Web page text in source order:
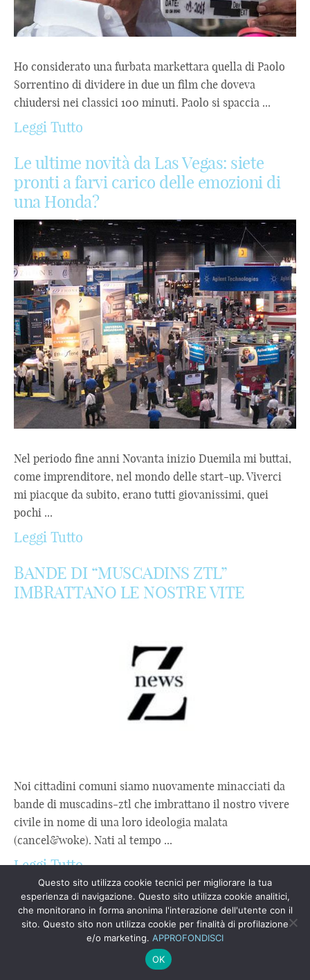
Ho considerato una furbata markettara quella di Paolo
Sorrentino di dividere in due un film che doveva
chiudersi nei classici 100 minuti. Paolo si spaccia ...
Leggi Tutto
Le ultime novità da Las Vegas: siete
pronti a farvi carico delle emozioni di
una Honda?
Nel periodo fine anni Novanta inizio Duemila mi buttai,
come imprenditore, nel mondo delle start-up. Viverci
mi piacque da subito, erano tutti giovanissimi, quei
pochi ...
Leggi Tutto
BANDE DI “MUSCADINS ZTL”
IMBRATTANO LE NOSTRE VITE
Noi cittadini comuni siamo nuovamente minacciati da
bande di muscadins-ztl che imbrattano il nostro vivere
civile in nome di una loro ideologia malata
(cancel&woke). Nati al tempo ...
Leggi Tutto
Rassegna stampa del Cameo. Sintesi
settimanale
Questo sito utilizza cookie tecnici per migliorare la tua
esperienza di navigazione. Questo sito utilizza cookie analitici,
che monitorano in forma anonima l'interazione dell'utente con il
sito. Questo sito non utilizza cookie per finalità di profilazione
e/o marketing. APPROFONDISCI
OK